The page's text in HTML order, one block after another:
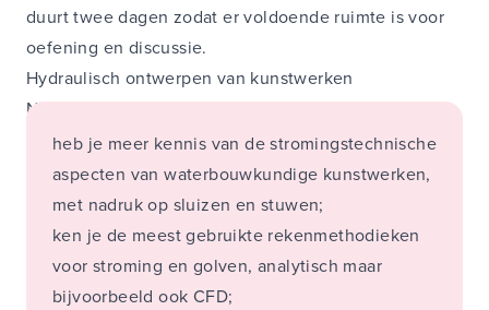
duurt twee dagen zodat er voldoende ruimte is voor
oefening en discussie.
Hydraulisch ontwerpen van kunstwerken
Na het volgen van deze cursus:
heb je meer kennis van de stromingstechnische
aspecten van waterbouwkundige kunstwerken,
met nadruk op sluizen en stuwen;
ken je de meest gebruikte rekenmethodieken
voor stroming en golven, analytisch maar
bijvoorbeeld ook CFD;